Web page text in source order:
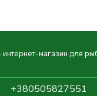
магазин для
+380505827551